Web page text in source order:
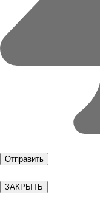
ЗАКРЫТЬ